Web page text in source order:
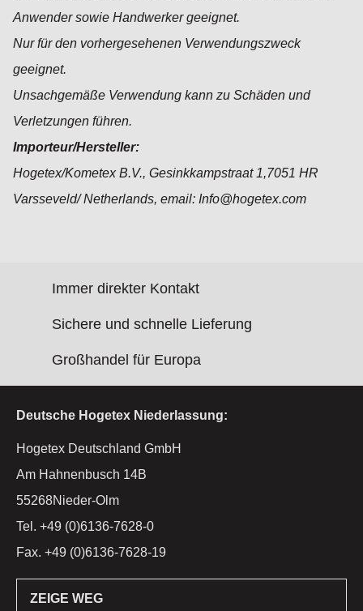
Anwender sowie Handwerker geeignet.
Nur für den vorhergesehenen Verwendungszweck
geeignet.
Unsachgemäße Verwendung kann zu Schäden und
Verletzungen führen.
Importeur/Hersteller:
Hogetex/Kometex B.V., Gesinkkampstraat 1,7051 HR
Varsseveld/ Netherlands, email: Info@hogetex.com
Immer direkter Kontakt
Sichere und schnelle Lieferung
Großhandel für Europa
Deutsche Hogetex Niederlassung:
Hogetex Deutschland GmbH
Am Hahnenbusch 14B
55268Nieder-Olm
Tel. +49 (0)6136-7628-0
Fax. +49 (0)6136-7628-19
ZEIGE WEG